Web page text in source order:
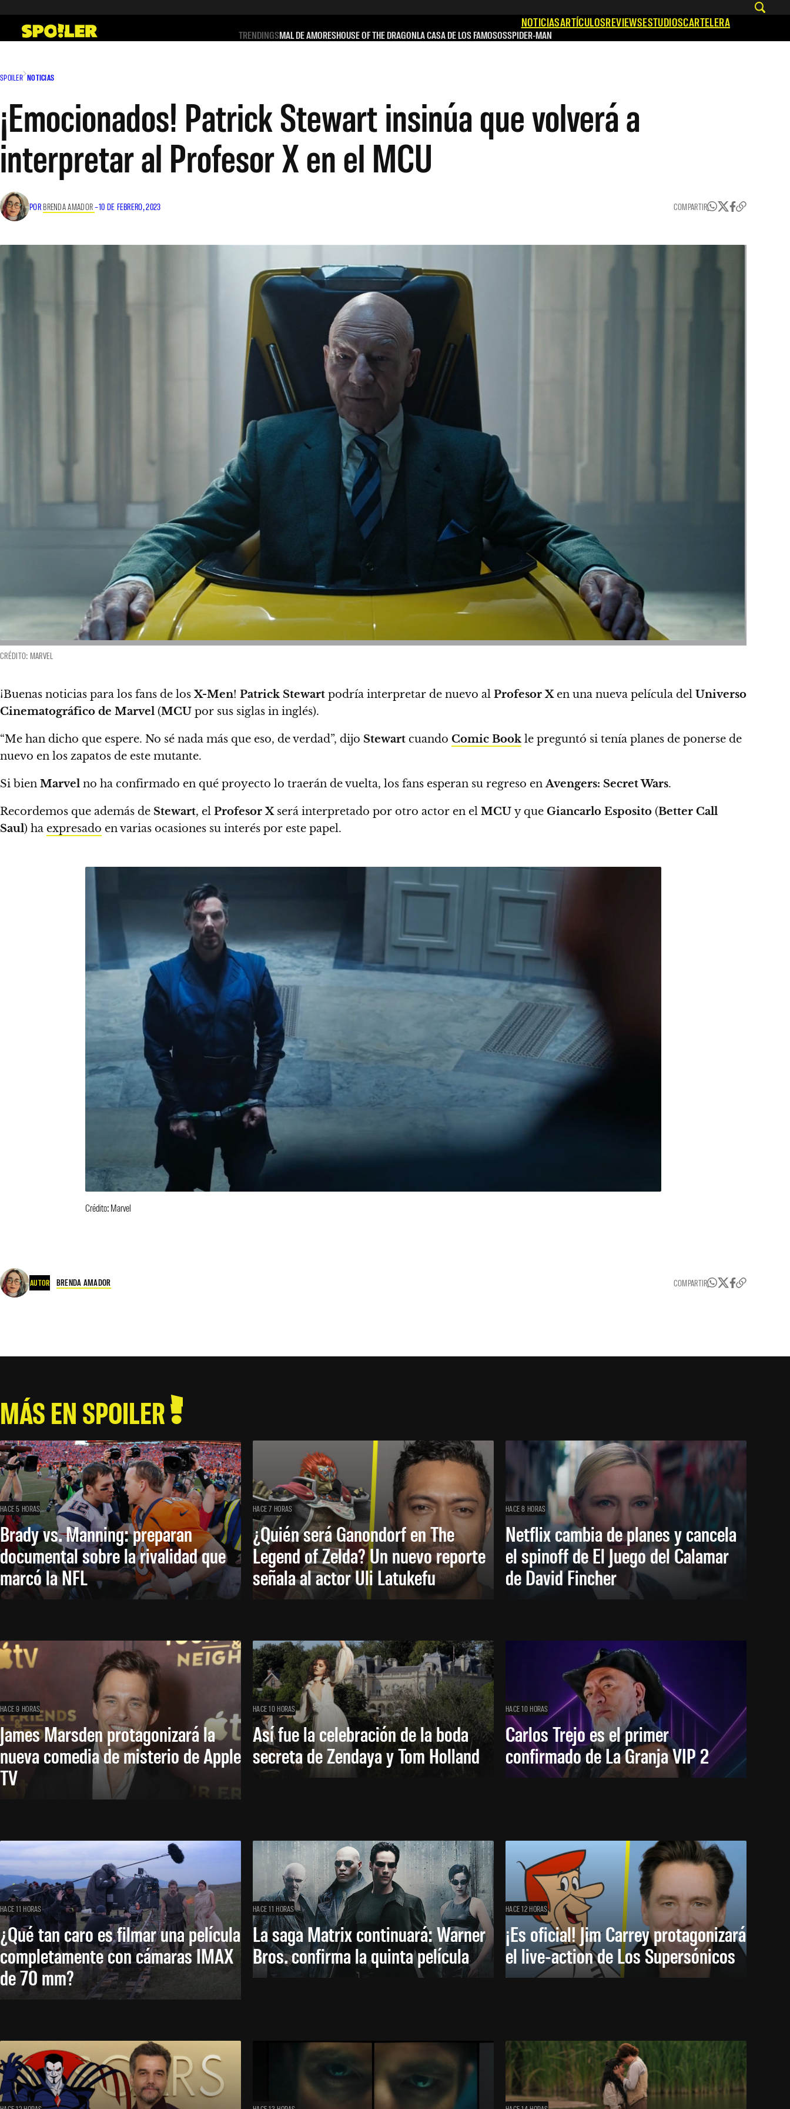
contenido
NOTICIASARTÍCULOSREVIEWSESTUDIOSCARTELERA
TRENDINGSMAL DE AMORESHOUSE OF THE DRAGONLA CASA DE LOS FAMOSOSSPIDER-MAN
SPOILER NOTICIAS
¡Emocionados! Patrick Stewart insinúa que volverá a
interpretar al Profesor X en el MCU
POR BRENDA AMADOR–10 DE FEBRERO, 2023 COMPARTIR
CRÉDITO: MARVEL
¡Buenas noticias para los fans de los X-Men! Patrick Stewart podría interpretar de nuevo al Profesor Xen una nueva película del Universo
Cinematográfico de Marvel (MCU por sus siglas in inglés).
“Me han dicho que espere. No sé nada más que eso, de verdad”, dijo Stewart cuando Comic Book le preguntó si tenía planes de ponerse de
nuevo en los zapatos de este mutante.
Si bien Marvel no ha confirmado en qué proyecto lo traerán de vuelta, los fans esperan su regreso enAvengers: Secret Wars.
Recordemos que además de Stewart, el Profesor Xserá interpretado por otro actor en el MCU y que Giancarlo Esposito (Better Call
Saul) ha expresado en varias ocasiones su interés por este papel.
Crédito: Marvel
AUTOR BRENDA AMADOR COMPARTIR
MÁS EN SPOILER
HACE 5 HORAS
Brady vs. Manning: preparan
documental sobre la rivalidad que
marcó la NFL
HACE 7 HORAS
¿Quién será Ganondorf en The
Legend of Zelda? Un nuevo reporte
señala al actor Uli Latukefu
HACE 8 HORAS
Netflix cambia de planes y cancela
el spinoff de El Juego del Calamar
de David Fincher
HACE 9 HORAS
James Marsden protagonizará la
nueva comedia de misterio de Apple
TV
HACE 10 HORAS
Así fue la celebración de la boda
secreta de Zendaya y Tom Holland
HACE 10 HORAS
Carlos Trejo es el primer
confirmado de La Granja VIP 2
HACE 11 HORAS
¿Qué tan caro es filmar una película
completamente con cámaras IMAX
de 70 mm?
HACE 11 HORAS
La saga Matrix continuará: Warner
Bros. confirma la quinta película
HACE 12 HORAS
¡Es oficial! Jim Carrey protagonizará
el live-action de Los Supersónicos